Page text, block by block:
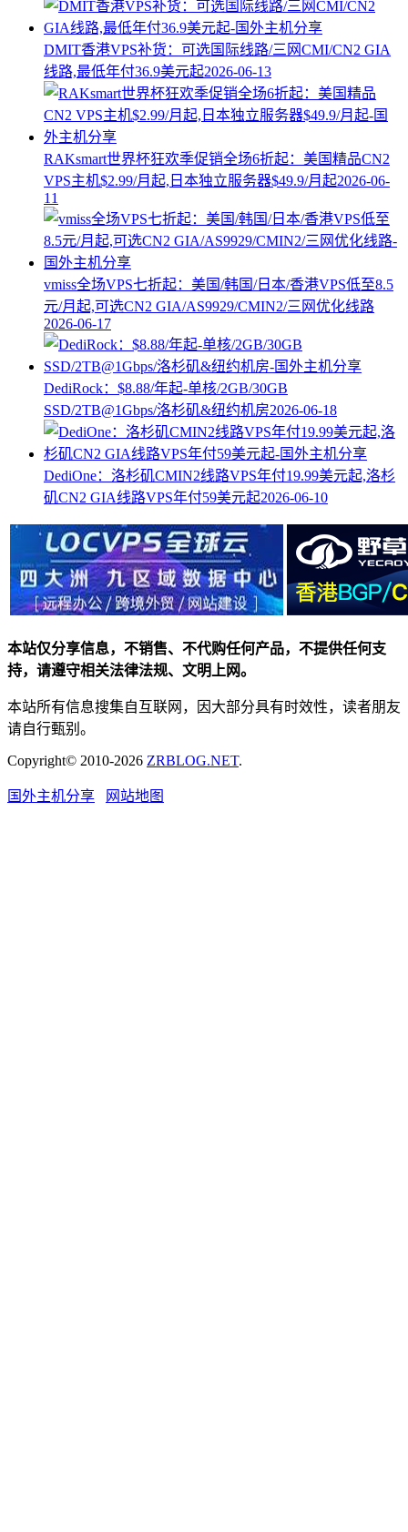
DMIT香港VPS补货：可选国际线路/三网CMI/CN2 GIA
线路,最低年付36.9美元起2026-06-13
RAKsmart世界杯狂欢季促销全场6折起：美国精品CN2
VPS主机$2.99/月起,日本独立服务器$49.9/月起2026-06-
11
vmiss全场VPS七折起：美国/韩国/日本/香港VPS低至8.5
元/月起,可选CN2 GIA/AS9929/CMIN2/三网优化线路
2026-06-17
DediRock：$8.88/年起-单核/2GB/30GB
SSD/2TB@1Gbps/洛杉矶&纽约机房2026-06-18
DediOne：洛杉矶CMIN2线路VPS年付19.99美元起,洛杉
矶CN2 GIA线路VPS年付59美元起2026-06-10
本站仅分享信息，不销售、不代购任何产品，不提供任何支
持，请遵守相关法律法规、文明上网。
本站所有信息搜集自互联网，因大部分具有时效性，读者朋友
请自行甄别。
Copyright© 2010-2026 ZRBLOG.NET.
国外主机分享 网站地图